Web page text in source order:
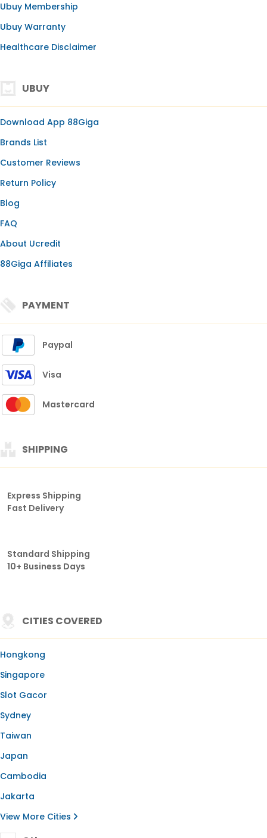
Ubuy Membership
Ubuy Warranty
Healthcare Disclaimer
UBUY
Download App 88Giga
Brands List
Customer Reviews
Return Policy
Blog
FAQ
About Ucredit
88Giga Affiliates
PAYMENT
Paypal
Visa
Mastercard
SHIPPING
Express Shipping
Fast Delivery
Standard Shipping
10+ Business Days
CITIES COVERED
Hongkong
Singapore
Slot Gacor
Sydney
Taiwan
Japan
Cambodia
Jakarta
View More Cities